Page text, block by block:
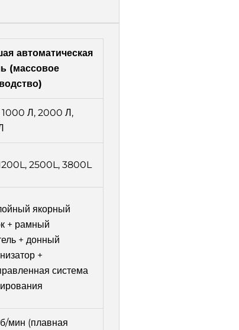
автоматическая
(массовое
Л, 2000 Л,
2500L, 3800L
якорный
+ рамный
+ донный
+
система
мин (плавная